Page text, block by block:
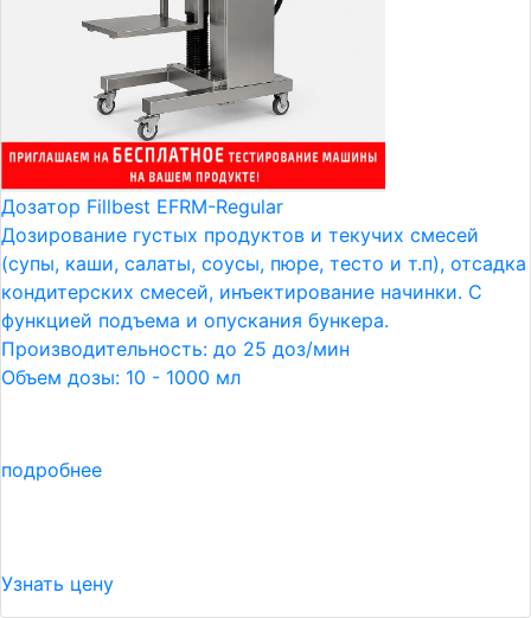
Дозатор Fillbest EFRM-Regular
Дозирование густых продуктов и текучих смесей
(супы, каши, салаты, соусы, пюре, тесто и т.п), отсадка
кондитерских смесей, инъектирование начинки. С
функцией подъема и опускания бункера.
Производительность: до 25 доз/мин
Объем дозы: 10 - 1000 мл
подробнее
Узнать цену